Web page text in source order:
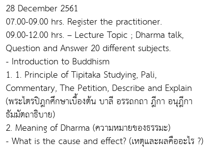
28 December 2561
07.00-09.00 hrs. Register the practitioner.
09.00-12.00 hrs. – Lecture Topic ; Dharma talk,
Question and Answer 20 different subjects.
- Introduction to Buddhism
1. 1. Principle of Tipitaka Studying, Pali,
Commentary, The Petition, Describe and Explain
(พระไตรปิฎกศึกษาเบื้องต้น บาลี อรรถกถา ฎีกา อนุฎีกา
ธัมมัตถาธิบาย)
2. Meaning of Dharma (ความหมายของธรรมะ)
- What is the cause and effect? (เหตุและผลคืออะไร ?)